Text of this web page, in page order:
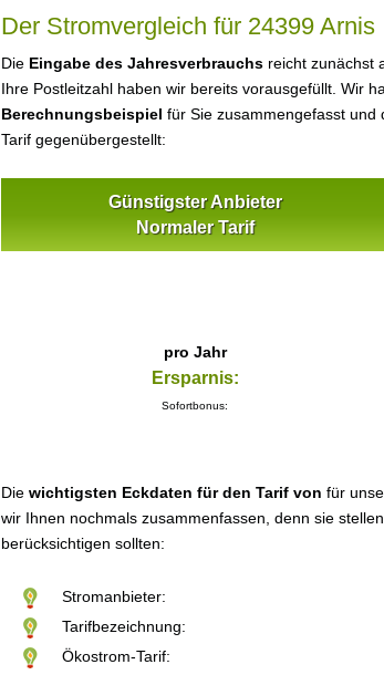
Der Stromvergleich für 24399 Arnis
Die Eingabe des Jahresverbrauchs reicht zunächst
Ihre Postleitzahl haben wir bereits vorausgefüllt. Wir
Berechnungsbeispiel für Sie zusammengefasst und
Tarif gegenübergestellt:
Günstigster Anbieter
Normaler Tarif
pro Jahr
Ersparnis:
Sofortbonus:
Die wichtigsten Eckdaten für den Tarif von für
wir Ihnen nochmals zusammenfassen, denn sie
berücksichtigen sollten:
Stromanbieter:
Tarifbezeichnung:
Ökostrom-Tarif: